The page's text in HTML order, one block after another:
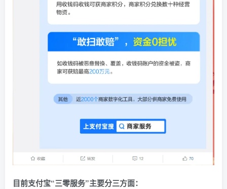
目前支付宝“三零服务”主要分三方面：